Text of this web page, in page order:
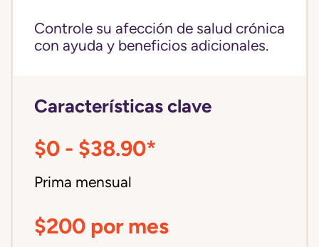
Controle su afección de salud crónica
con ayuda y beneficios adicionales.
Características clave
$0 - $38.90*
Prima mensual
$200 por mes